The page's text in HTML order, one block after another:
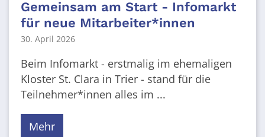
Gemeinsam am Start - Infomarkt
für neue Mitarbeiter*innen
30. April 2026
Beim Infomarkt - erstmalig im ehemaligen
Kloster St. Clara in Trier - stand für die
Teilnehmer*innen alles im ...
Mehr